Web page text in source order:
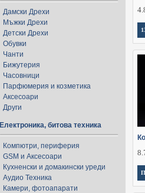
Дамски Дрехи
Мъжки Дрехи
Детски Дрехи
Обувки
Чанти
Бижутерия
Часовници
Парфюмерия и козметика
Аксесоари
Други
Електроника, битова техника
Компютри, периферия
GSM и Аксесоари
Кухненски и домакински уреди
Аудио Техника
Камери, фотоапарати